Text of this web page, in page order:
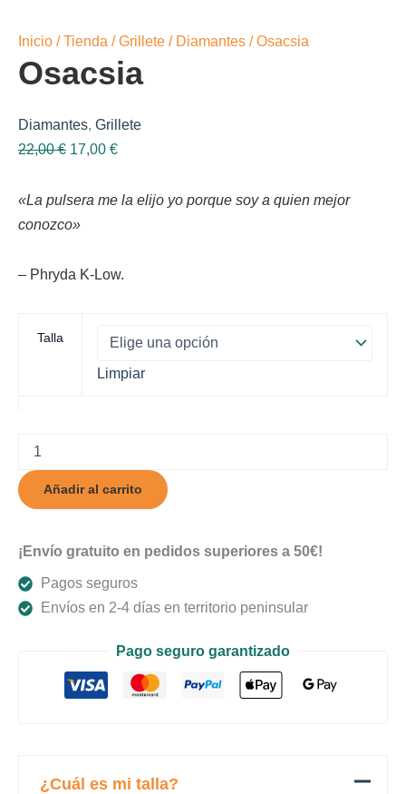
Inicio /Tienda /Grillete / Diamantes / Osacsia
Osacsia
Diamantes, Grillete
22,00€ El
original
era:
17,00 €El
actual
«La pulsera me la elijo yo porque soy a quien mejor
conozco»
– Phryda K-Low.
Talla
Limpiar
cantidad
Añadir al carrito
¡Envío gratuito en pedidos superiores a 50€!
Pagos seguros
Envíos en 2-4 días en territorio peninsular
Pago seguro garantizado
¿Cuál es mi talla?